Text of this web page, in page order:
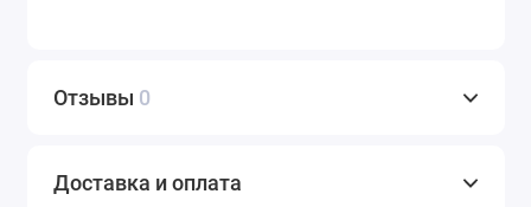
Отзывы 0
Доставка и оплата